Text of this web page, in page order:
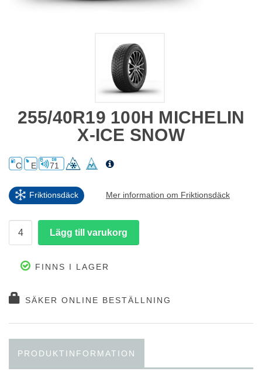
255/40R19 100H MICHELIN
X-ICE SNOW
C E 71
Friktionsdäck Mer information om Friktionsdäck
FINNS I LAGER
SÄKER ONLINE BESTÄLLNING
PRODUKTINFORMATION